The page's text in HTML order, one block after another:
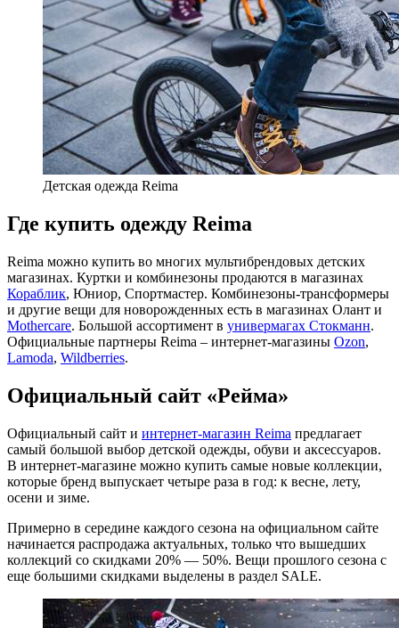
Детская одежда Reima
Где купить одежду Reima
Reima можно купить во многих мультибрендовых детских
магазинах. Куртки и комбинезоны продаются в магазинах
Кораблик, Юниор, Спортмастер. Комбинезоны-трансформеры
и другие вещи для новорожденных есть в магазинах Олант и
Mothercare. Большой ассортимент в универмагах Стокманн.
Официальные партнеры Reima – интернет-магазины Ozon,
Lamoda, Wildberries.
Официальный сайт «Рейма»
Официальный сайт и интернет-магазин Reima предлагает
самый большой выбор детской одежды, обуви и аксессуаров.
В интернет-магазине можно купить самые новые коллекции,
которые бренд выпускает четыре раза в год: к весне, лету,
осени и зиме.
Примерно в середине каждого сезона на официальном сайте
начинается распродажа актуальных, только что вышедших
коллекций со скидками 20% — 50%. Вещи прошлого сезона с
еще большими скидками выделены в раздел SALE.